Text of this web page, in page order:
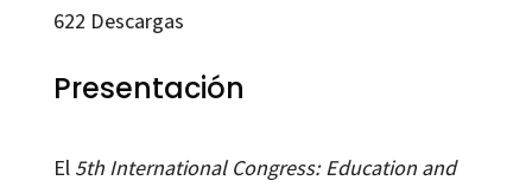
622 Descargas
Presentación
El 5th International Congress: Education and